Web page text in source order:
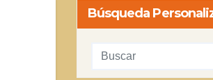
Búsqueda